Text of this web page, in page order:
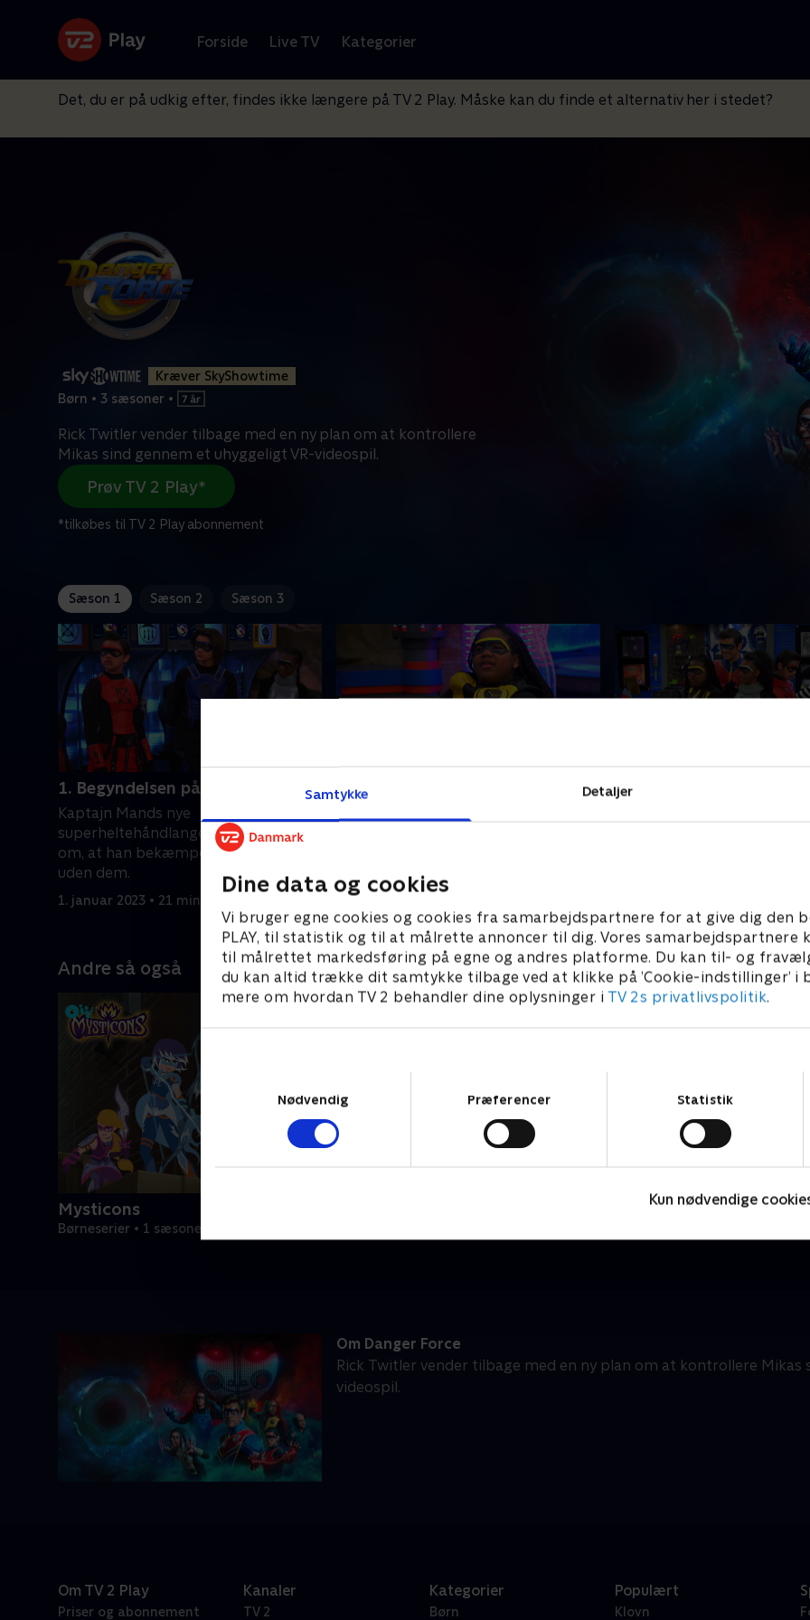
Samtykke Detaljer
Dine data og cookies
Vi bruger egne cookies og cookies fra samarbejdspartnere for at give dig den
PLAY, til statistik og til at målrette annoncer til dig. Vores samarbejdspartnere
til målrettet markedsføring på egne og andres platforme. Du kan til- og
du kan altid trække dit samtykke tilbage ved at klikke på ’Cookie-indstillinger’ i
mere om hvordan TV 2 behandler dine oplysninger i TV 2s privatlivspolitik.
Nødvendig
Præferencer Statistik
Kun nødvendige
Forside Live TV Kategorier
Det, du er på udkig efter, findes ikke længere på TV 2 Play. Måske kan du finde et alternativ her i stedet?
Kræver SkyShowtime
Børn • 3 sæsoner •
Rick Twitler vender tilbage med en ny plan om at kontrollere
Mikas sind gennem et uhyggeligt VR-videospil.
Prøv TV 2 Play*
*tilkøbes til TV 2 Play abonnement
Sæson 1 Sæson 2 Sæson 3
1. Begyndelsen på Danger Force
Kaptajn Mands nye
superheltehåndlangere har mistanke
om, at han bekæmper kriminalitet
uden dem.
1. januar 2023 • 21 min
4. Skurkeaften
1. januar 2023 • 21 min
5. En mimiker slår til
Andre så også
Mysticons
Børneserier • 1 sæsoner
Om Danger Force
Rick Twitler vender tilbage med en ny plan om at kontrollere Mikas
videospil.
Om TV 2 Play
Priser og abonnement
Kanaler
TV 2
Kategorier
Børn
Populært
Klovn